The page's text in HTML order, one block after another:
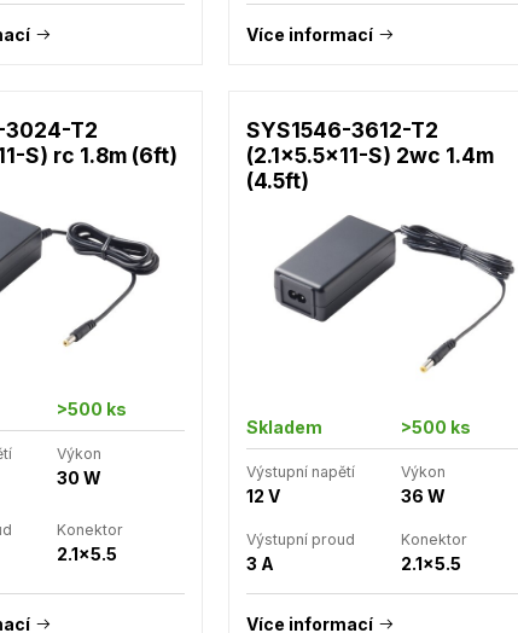
Více informací
3024-T2
S) rc 1.8m (6ft)
>500 ks
Výkon
30 W
Konektor
2.1x5.5
SYS1546-3612-T2
(2.1x5.5x11-S) 2wc 1.4m
(4.5ft)
Skladem >500 ks
Výstupní napětí
12 V
Výkon
36 W
Výstupní proud
3 A
Konektor
2.1x5.5
Více informací